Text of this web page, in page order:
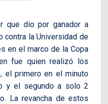
que dio por ganador a
contra la Universidad de
en el marco de la Copa
fue quien realizó los
el primero en el minuto
y el segundo a solo 2
La revancha de estos